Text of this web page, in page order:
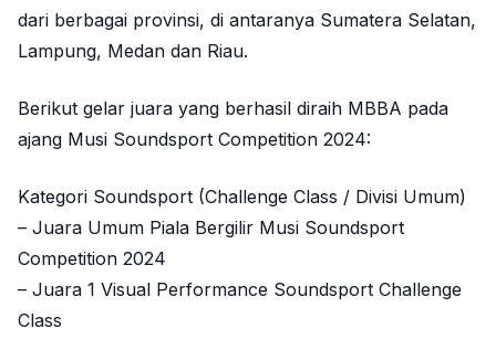
dari berbagai provinsi, di antaranya Sumatera Selatan,
Lampung, Medan dan Riau.
Berikut gelar juara yang berhasil diraih MBBA pada
ajang Musi Soundsport Competition 2024:
Kategori Soundsport (Challenge Class / Divisi Umum)
– Juara Umum Piala Bergilir Musi Soundsport
Competition 2024
– Juara 1 Visual Performance Soundsport Challenge
Class